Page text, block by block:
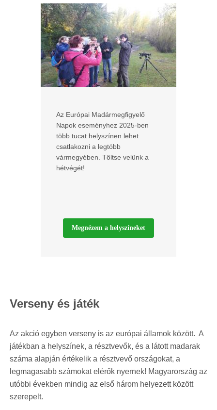
Az Európai Madármegfigyelő
Napok eseményhez 2025-ben
több tucat helyszínen lehet
csatlakozni a legtöbb
vármegyében. Töltse velünk a
hétvégét!
Megnézem a helyszíneket
Verseny és játék
Az akció egyben verseny is az európai államok között. A
játékban a helyszínek, a résztvevők, és a látott madarak
száma alapján értékelik a résztvevő országokat, a
legmagasabb számokat elérők nyernek! Magyarország az
utóbbi években mindig az első három helyezett között
szerepelt.